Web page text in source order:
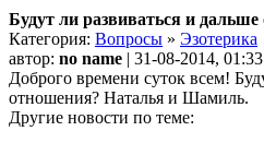
Будут ли развиваться и
Категория: Вопросы » Эзотерика
автор: no name | 31-08-2014,
Доброго времени суток всем!
отношения? Наталья и Шамиль.
Другие новости по теме: